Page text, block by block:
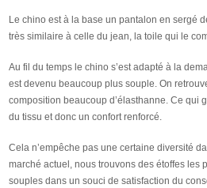
Le chino est à la base un pantalon en sergé
très similaire à celle du jean, la toile qui le
Au fil du temps le chino s’est adapté à la
est devenu beaucoup plus souple. On
composition beaucoup d’élasthanne. Ce qui
du tissu et donc un confort renforcé.
Cela n’empêche pas une certaine diversité
marché actuel, nous trouvons des étoffes les
souples dans un souci de satisfaction du